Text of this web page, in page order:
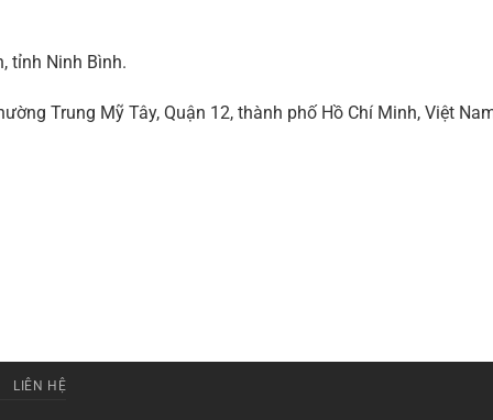
tỉnh Ninh Bình.
Trung Mỹ Tây, Quận 12, thành phố Hồ Chí Minh, Việt
LIÊN HỆ